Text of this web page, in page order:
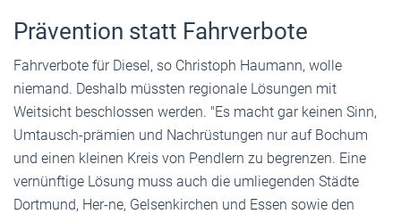
Prävention statt Fahrverbote
Fahrverbote für Diesel, so Christoph Haumann, wolle
niemand. Deshalb müssten regionale Lösungen mit
Weitsicht beschlossen werden. "Es macht gar keinen Sinn,
Umtausch-prämien und Nachrüstungen nur auf Bochum
und einen kleinen Kreis von Pendlern zu begrenzen. Eine
vernünftige Lösung muss auch die umliegenden Städte
Dortmund, Her-ne, Gelsenkirchen und Essen sowie den